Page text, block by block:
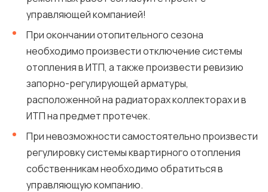
управляющей компанией!
При окончании отопительного сезона
необходимо произвести отключение системы
отопления в ИТП, а также произвести ревизию
запорно-регулирующей арматуры,
расположенной на радиаторах коллекторах и в
ИТП на предмет протечек.
При невозможности самостоятельно произвести
регулировку системы квартирного отопления
собственникам необходимо обратиться в
управляющую компанию.